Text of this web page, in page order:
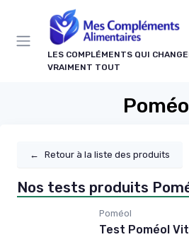
LES COMPLÉMENTS QUI
VRAIMENT TOUT
← Retour à la liste des produits
Nos tests produits
Poméol
Test Poméol
Panneau de gestion des cookies